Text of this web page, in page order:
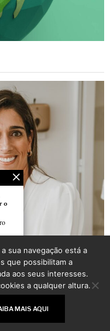
reservados
o
sua navegação está a
que possibilitam a
aos seus interesses.
a qualquer altura.
MAIS AQUI